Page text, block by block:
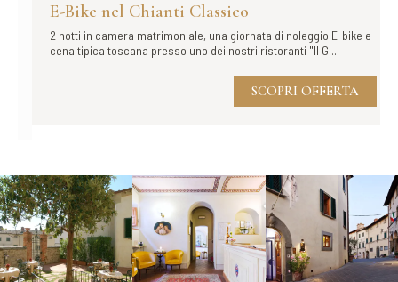
E-Bike nel Chianti Classico
2 notti in camera matrimoniale, una giornata di noleggio E-bike e
cena tipica toscana presso uno dei nostri ristoranti "Il G...
SCOPRI OFFERTA